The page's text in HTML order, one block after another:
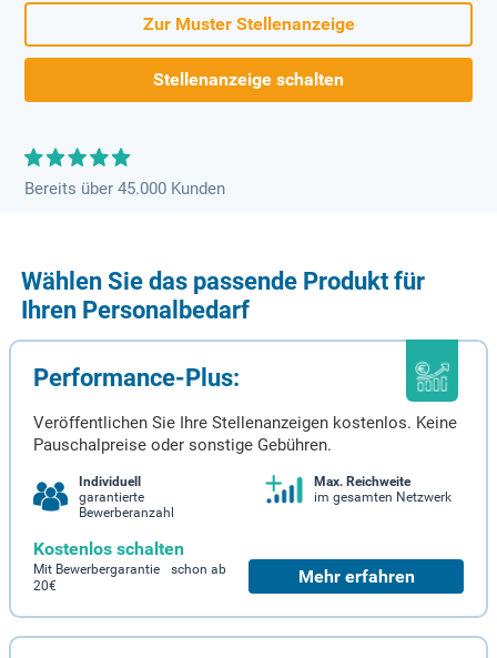
Zur Muster Stellenanzeige
Stellenanzeige schalten
Bereits über 45.000 Kunden
Wählen Sie das passende Produkt für
Ihren Personalbedarf
Performance-Plus:
Veröffentlichen Sie Ihre Stellenanzeigen kostenlos. Keine
Pauschalpreise oder sonstige Gebühren.
Individuell
garantierte
Bewerberanzahl
Max. Reichweite
im gesamten Netzwerk
Kostenlos schalten
Mit Bewerbergarantie schon ab
20€
Mehr erfahren